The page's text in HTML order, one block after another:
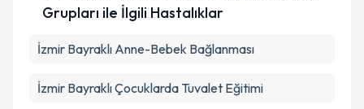
Grupları ile İlgili Hastalıklar
İzmir Bayraklı Anne-Bebek Bağlanması
İzmir Bayraklı Çocuklarda Tuvalet Eğitimi